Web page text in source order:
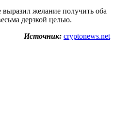
желание получить оба
дерзкой целью.
Источник: cryptonews.net